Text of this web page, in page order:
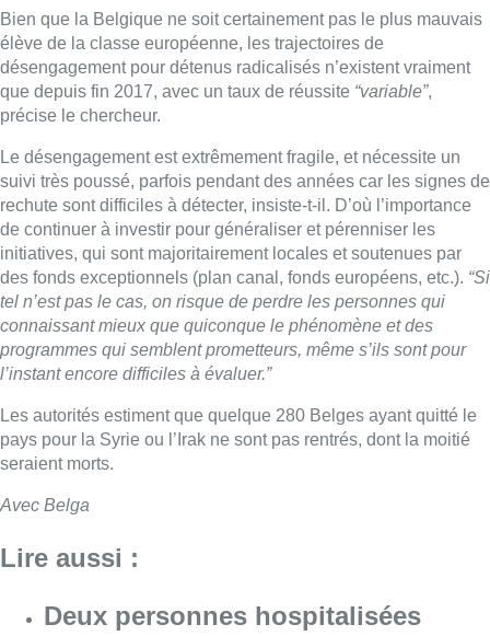
Bien que la Belgique ne soit certainement pas le plus mauvais
élève de la classe européenne, les trajectoires de
désengagement pour détenus radicalisés n’existent vraiment
que depuis fin 2017, avec un taux de réussite “variable”,
précise le chercheur.
Le désengagement est extrêmement fragile, et nécessite un
suivi très poussé, parfois pendant des années car les signes de
rechute sont difficiles à détecter, insiste-t-il. D’où l’importance
de continuer à investir pour généraliser et pérenniser les
initiatives, qui sont majoritairement locales et soutenues par
des fonds exceptionnels (plan canal, fonds européens, etc.). “Si
tel n’est pas le cas, on risque de perdre les personnes qui
connaissant mieux que quiconque le phénomène et des
programmes qui semblent prometteurs, même s’ils sont pour
l’instant encore difficiles à évaluer.”
Les autorités estiment que quelque 280 Belges ayant quitté le
pays pour la Syrie ou l’Irak ne sont pas rentrés, dont la moitié
seraient morts.
Avec Belga
Lire aussi :
Deux personnes hospitalisées